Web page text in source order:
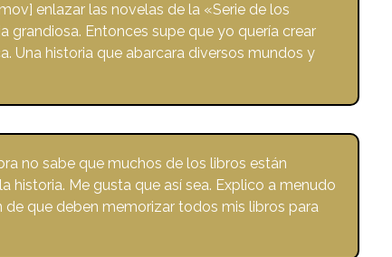
enlazar las novelas de la «Serie de los
grandiosa. Entonces supe que yo quería crear
Una historia que abarcara diversos mundos y
no sabe que muchos de los libros están
historia. Me gusta que así sea. Explico a menudo
que deben memorizar todos mis libros para